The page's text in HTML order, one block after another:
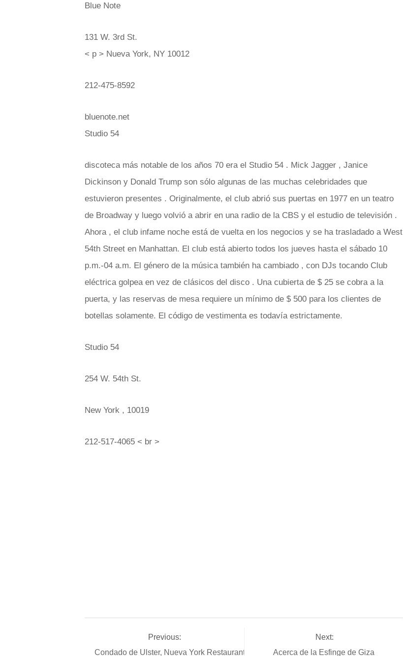
Blue Note
131 W. 3rd St.
< p > Nueva York, NY 10012
212-475-8592
bluenote.net
Studio 54
discoteca más notable de los años 70 era el Studio 54 . Mick Jagger , Janice
Dickinson y Donald Trump son sólo algunas de las muchas celebridades que
estuvieron presentes . Originalmente, el club abrió sus puertas en 1977 en un teatro
de Broadway y luego volvió a abrir en una radio de la CBS y el estudio de televisión .
Ahora , el club infame noche está de vuelta en los negocios y se ha trasladado a West
54th Street en Manhattan. El club está abierto todos los jueves hasta el sábado 10
p.m.-04 a.m. El género de la música también ha cambiado , con DJs tocando Club
eléctrica golpea en vez de clásicos del disco . Una cubierta de $ 25 se cobra a la
puerta, y las reservas de mesa requiere un mínimo de $ 500 para los clientes de
botellas solamente. El código de vestimenta es todavía estrictamente.
Studio 54
254 W. 54th St.
New York , 10019
212-517-4065 < ​​br >
Previous:
Condado de Ulster, Nueva York Restaurantes
Next:
Acerca de la Esfinge de Giza